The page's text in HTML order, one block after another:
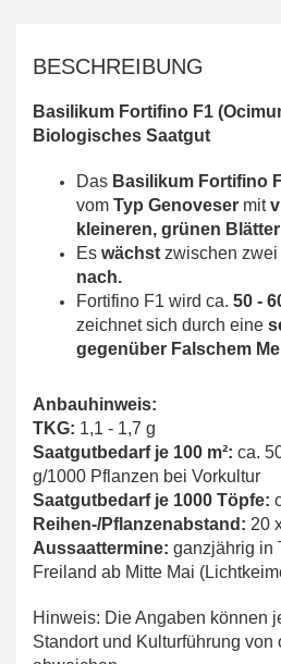
BESCHREIBUNG
Basilikum Fortifino F1 (
Biologisches Saatgut
Das Basilikum Fortifino
vom Typ Genoveser mit
k leineren, grünen
Es wächst zwischen
nach.
Fortifino F1 wird ca. 50 -
zeichnet sich durch eine
gegenüber Falschem
Anbauhinweis:
TKG: 1,1 - 1,7 g
Saatgutbedarf je 100 m²: ca.
g/1000 Pflanzen bei Vorkultur
Saatgutbedarf je 1000 Töpfe:
Reihen-/Pflanzenabstand: 20
Aussaattermine: ganzjährig in
Freiland ab Mitte Mai
Hinweis: Die Angaben können
Standort und Kulturführung von